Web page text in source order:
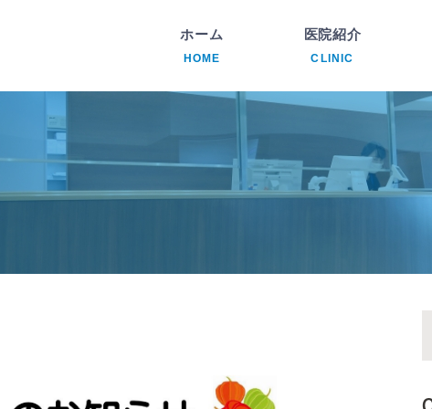
ホーム
HOME
医院紹介
CLINIC
内科
透析
腎臓
循環
リハ